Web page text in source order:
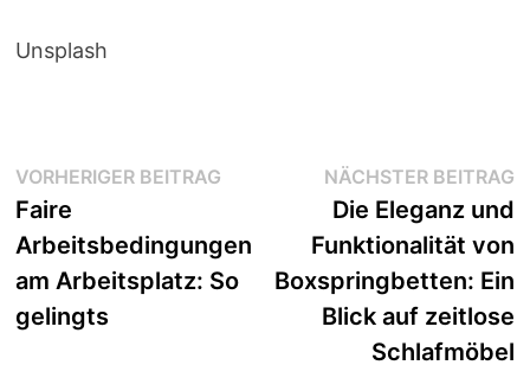
Unsplash
Beitragsnavigation
VORHERIGER BEITRAGVorheriger
Faire
Arbeitsbedingungen
am Arbeitsplatz: So
gelingts
NÄCHSTER BEITRAG
Die Eleganz und
Funktionalität von
Boxspringbetten: Ein
Blick auf zeitlose
Schlafmöbel